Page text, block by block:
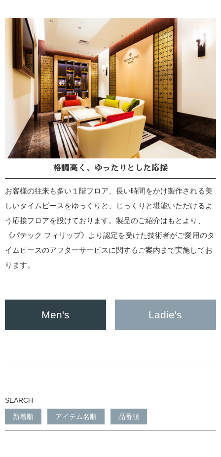
格調高く、ゆったりとした応接
お客様の往来も多い１階フロア、長い時間をかけ製作される美
しいタイムピースをゆっくりと、じっくりと堪能いただけるよ
う応接フロアを設けております。製品のご紹介はもとより、
《パテック フィリップ》より認定を受けた技術者がご愛用のタ
イムピースのアフターサービスに関するご案内まで実施してお
ります。
Men's Ladie's
SEARCH
新着順 アイテム名順 品番順